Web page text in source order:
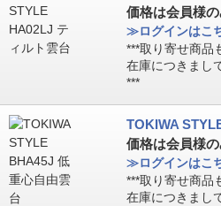
価格は会員様
≫ログインはこ
***取り寄せ商品
在庫につきまし
***
TOKIWA
価格は会員様
≫ログインはこ
***取り寄せ商品
在庫につきまし